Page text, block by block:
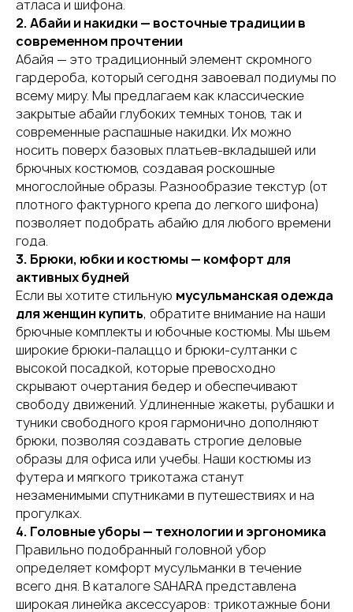
атласа и шифона.
2. Абайи и накидки — восточные традиции в
современном прочтении
Абайя — это традиционный элемент скромного
гардероба, который сегодня завоевал подиумы по
всему миру. Мы предлагаем как классические
закрытые абайи глубоких темных тонов, так и
современные распашные накидки. Их можно
носить поверх базовых платьев-вкладышей или
брючных костюмов, создавая роскошные
многослойные образы. Разнообразие текстур (от
плотного фактурного крепа до легкого шифона)
позволяет подобрать абайю для любого времени
года.
3. Брюки, юбки и костюмы — комфорт для
активных будней
Если вы хотите стильную мусульманская одежда
для женщин купить, обратите внимание на наши
брючные комплекты и юбочные костюмы. Мы шьем
широкие брюки-палаццо и брюки-султанки с
высокой посадкой, которые превосходно
скрывают очертания бедер и обеспечивают
свободу движений. Удлиненные жакеты, рубашки и
туники свободного кроя гармонично дополняют
брюки, позволяя создавать строгие деловые
образы для офиса или учебы. Наши костюмы из
футера и мягкого трикотажа станут
незаменимыми спутниками в путешествиях и на
прогулках.
4. Головные уборы — технологии и эргономика
Правильно подобранный головной убор
определяет комфорт мусульманки в течение
всего дня. В каталоге SAHARA представлена
широкая линейка аксессуаров: трикотажные бони